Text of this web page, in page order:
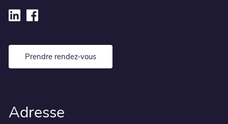
Prendre rendez-vous
Adresse